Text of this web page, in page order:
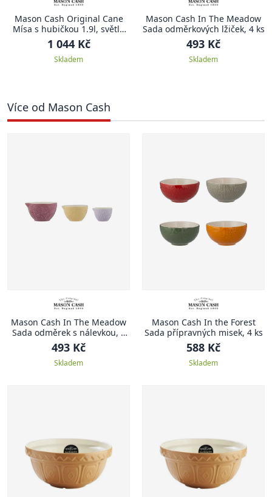
Mason Cash Original Cane
Mísa s hubičkou 1.9l, světle
hnědá
1 044 Kč
Skladem
Mason Cash In The Meadow
Sada odměrkových lžiček, 4 ks
493 Kč
Skladem
Více od Mason Cash
Mason Cash In The Meadow
Sada odměrek s nálevkou, 3
ks
493 Kč
Skladem
Mason Cash In the Forest
Sada přípravných misek, 4 ks
588 Kč
Skladem